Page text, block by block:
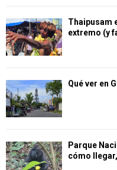
Thaipusam
extremo (y
Qué ver en
Parque
cómo